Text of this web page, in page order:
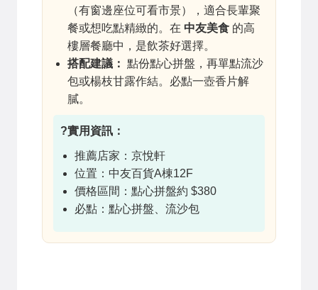
（有窗邊座位可看市景），適合長輩聚
餐或想吃點精緻的。在 中友美食 的高
樓層餐廳中，是飲茶好選擇。
搭配建議： 點份點心拼盤，再單點流沙
包或楊枝甘露作結。必點一壺香片解
膩。
?實用資訊：
推薦店家：京悅軒
位置：中友百貨A棟12F
價格區間：點心拼盤約 $380
必點：點心拼盤、流沙包